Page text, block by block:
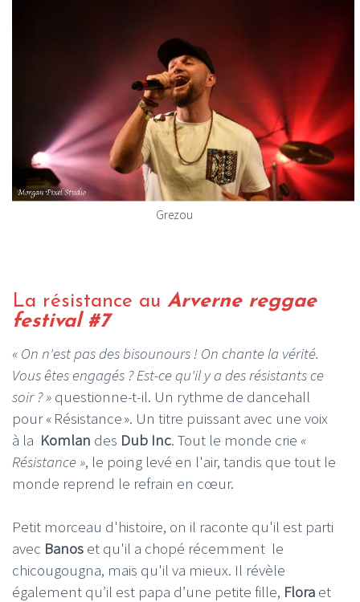
Grezou
La résistance au Arverne reggae
festival #7
« On n'est pas des bisounours ! On chante la vérité.
Vous êtes engagés ? Est-ce qu'il y a des résistants ce
soir ? » questionne-t-il. Un rythme de dancehall
pour « Résistance ». Un titre puissant avec une voix
à la Komlan des Dub Inc. Tout le monde crie «
Résistance », le poing levé en l'air, tandis que tout le
monde reprend le refrain en cœur.
Petit morceau d'histoire, on il raconte qu'il est parti
avec Banos et qu'il a chopé récemment le
chicougougna, mais qu'il va mieux. Il révèle
également qu’il est papa d’une petite fille, Flora et